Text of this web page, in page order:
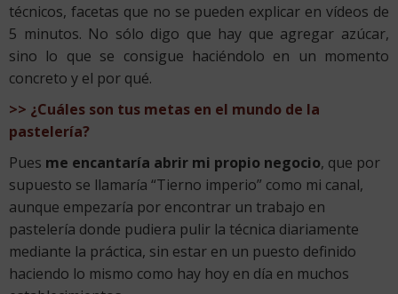
técnicos, facetas que no se pueden explicar en vídeos de
5 minutos. No sólo digo que hay que agregar azúcar,
sino lo que se consigue haciéndolo en un momento
concreto y el por qué.
>> ¿Cuáles son tus metas en el mundo de la
pastelería?
Pues me encantaría abrir mi propio negocio, que por
supuesto se llamaría “Tierno imperio” como mi canal,
aunque empezaría por encontrar un trabajo en
pastelería donde pudiera pulir la técnica diariamente
mediante la práctica, sin estar en un puesto definido
haciendo lo mismo como hay hoy en día en muchos